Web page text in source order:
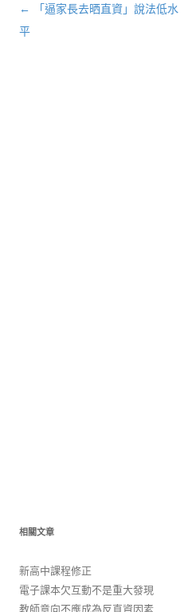
文章導航列
←
「逼家長去晒直資」說法低水
平
相關文章
新高中課程修正
電子課本欠互動不是重大發現
教師意向不應成為反直資因素